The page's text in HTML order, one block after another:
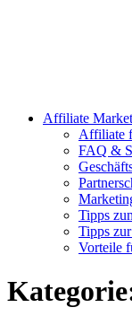
Affiliate
Affiliate
FAQ &
Tipps
Tipps
Vorteile